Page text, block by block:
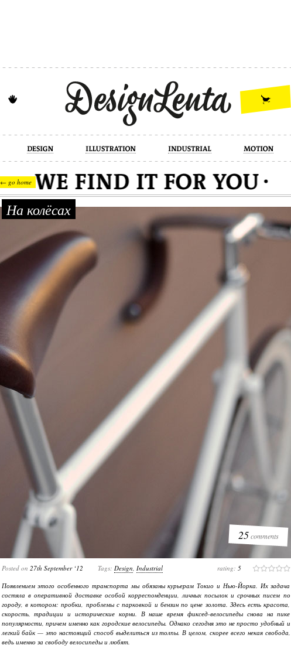
industrial motion photography
← go home
На колёсах
25comments
Posted on 27th September ‘12 Tags: Design, Industrial rating: 5
Появлением этого особенного транспорта мы обязаны курьерам Токио и Нью-Йорка. Их задача
состяла в оперативной доставке особой корреспонденции, личных посылок и срочных писем по
городу, в котором: пробки, проблемы с парковкой и бензин по цене золота. Здесь есть красота,
скорость, традиции и исторические корни. В наше время фиксед-велосипеды снова на пике
популярности, причем именно как городские велосипеды. Однако сегодня это не просто удобный и
легкий байк — это настоящий способ выделиться из толпы. В целом, скорее всего некая свобода,
ведь именно за свободу велосипеды и любят.